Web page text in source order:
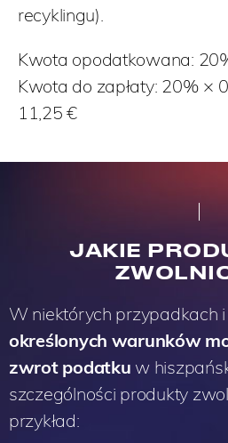
recyklingu).
Kwota opodatkowana:
Kwota do zapłaty: 20% ×
11,25 €
JAKIE
W niektórych przypadkach i
określonych warunków
zwrot podatku w
szczególności produkty
przykład: